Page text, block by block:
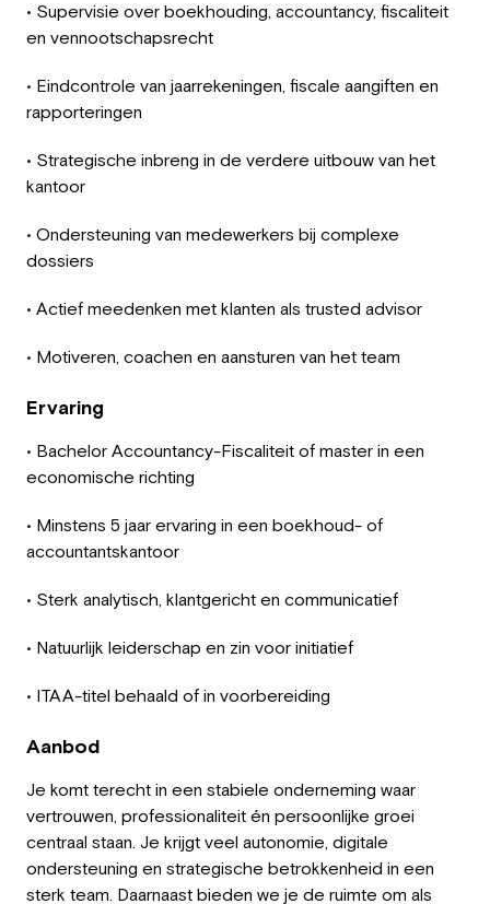
• Supervisie over boekhouding, accountancy, fiscaliteit
en vennootschapsrecht
• Eindcontrole van jaarrekeningen, fiscale aangiften en
rapporteringen
• Strategische inbreng in de verdere uitbouw van het
kantoor
• Ondersteuning van medewerkers bij complexe
dossiers
• Actief meedenken met klanten als trusted advisor
• Motiveren, coachen en aansturen van het team
Ervaring
• Bachelor Accountancy-Fiscaliteit of master in een
economische richting
• Minstens 5 jaar ervaring in een boekhoud- of
accountantskantoor
• Sterk analytisch, klantgericht en communicatief
• Natuurlijk leiderschap en zin voor initiatief
• ITAA-titel behaald of in voorbereiding
Aanbod
Je komt terecht in een stabiele onderneming waar
vertrouwen, professionaliteit én persoonlijke groei
centraal staan. Je krijgt veel autonomie, digitale
ondersteuning en strategische betrokkenheid in een
sterk team. Daarnaast bieden we je de ruimte om als